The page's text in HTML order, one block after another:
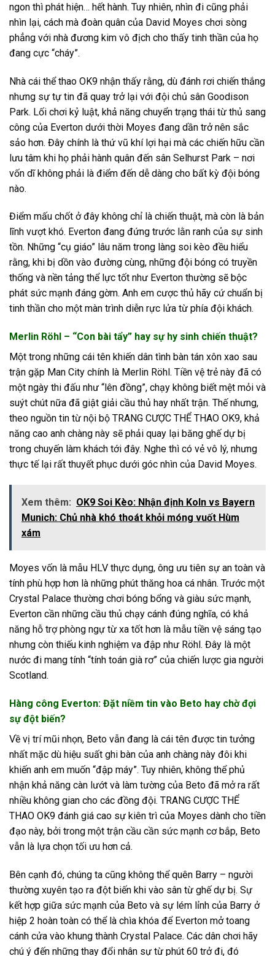
ngon thì phát hiện… hết hành. Tuy nhiên, nhìn đi cũng phải
nhìn lại, cách mà đoàn quân của David Moyes chơi sòng
phẳng với nhà đương kim vô địch cho thấy tinh thần của họ
đang cực “cháy”.
Nhà cái thể thao OK9 nhận thấy rằng, dù đánh rơi chiến thắng
nhưng sự tự tin đã quay trở lại với đội chủ sân Goodison
Park. Lối chơi kỷ luật, khả năng chuyển trạng thái từ thủ sang
công của Everton dưới thời Moyes đang dần trở nên sắc
sảo hơn. Đây chính là thứ vũ khí lợi hại mà các chiến hữu cần
lưu tâm khi họ phải hành quân đến sân Selhurst Park – nơi
vốn dĩ không phải là điểm đến dễ dàng cho bất kỳ đội bóng
nào.
Điểm mấu chốt ở đây không chỉ là chiến thuật, mà còn là bản
lĩnh vượt khó. Everton đang đứng trước lằn ranh của sự sinh
tồn. Những “cụ giáo” lâu năm trong làng soi kèo đều hiểu
rằng, khi bị dồn vào đường cùng, những đội bóng có truyền
thống và nền tảng thể lực tốt như Everton thường sẽ bộc
phát sức mạnh đáng gờm. Anh em cược thủ hãy cứ chuẩn bị
tinh thần cho một màn trình diễn rực lửa từ phía đội khách.
Merlin Röhl – “Con bài tẩy” hay sự hy sinh chiến thuật?
Một trong những cái tên khiến dân tình bàn tán xôn xao sau
trận gặp Man City chính là Merlin Röhl. Tiền vệ trẻ này đã có
một ngày thi đấu như “lên đồng”, chạy không biết mệt mỏi và
suýt chút nữa đã giật giải cầu thủ hay nhất trận. Thế nhưng,
theo nguồn tin từ nội bộ TRANG CƯỢC THỂ THAO OK9, khả
năng cao anh chàng này sẽ phải quay lại băng ghế dự bị
trong chuyến làm khách tới đây. Nghe thì có vẻ vô lý, nhưng
thực tế lại rất thuyết phục dưới góc nhìn của David Moyes.
Xem thêm: OK9 Soi Kèo: Nhận định Koln vs Bayern
Munich: Chủ nhà khó thoát khỏi móng vuốt Hùm
xám
Moyes vốn là mẫu HLV thực dụng, ông ưu tiên sự an toàn và
tính phù hợp hơn là những phút thăng hoa cá nhân. Trước một
Crystal Palace thường chơi bóng bổng và giàu sức mạnh,
Everton cần những cầu thủ chạy cánh đúng nghĩa, có khả
năng hỗ trợ phòng ngự từ xa tốt hơn là mẫu tiền vệ sáng tạo
nhưng còn thiếu kinh nghiệm va đập như Röhl. Đây là một
nước đi mang tính “tính toán già rơ” của chiến lược gia người
Scotland.
Hàng công Everton: Đặt niềm tin vào Beto hay chờ đợi
sự đột biến?
Về vị trí mũi nhọn, Beto vẫn đang là cái tên được tin tưởng
nhất mặc dù hiệu suất ghi bàn của anh chàng này đôi khi
khiến anh em muốn “đập máy”. Tuy nhiên, không thể phủ
nhận khả năng càn lướt và làm tường của Beto đã mở ra rất
nhiều không gian cho các đồng đội. TRANG CƯỢC THỂ
THAO OK9 đánh giá cao sự kiên trì của Moyes dành cho tiền
đạo này, bởi trong một trận cầu cần sức mạnh cơ bắp, Beto
vẫn là lựa chọn tối ưu hơn cả.
Bên cạnh đó, chúng ta cũng không thể quên Barry – người
thường xuyên tạo ra đột biến khi vào sân từ ghế dự bị. Sự
kết hợp giữa sức mạnh của Beto và sự lém lỉnh của Barry ở
hiệp 2 hoàn toàn có thể là chìa khóa để Everton mở toang
cánh cửa vào khung thành Crystal Palace. Các dân chơi hãy
chú ý đến những thay đổi nhân sự từ phút 60 trở đi, đó